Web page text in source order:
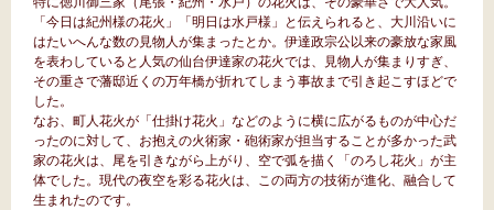
「今日は紀州様の花火」「明日は水戸様」と伝えられると、大川沿いに
はたいへんな数の見物人が集まったとか。伊達政宗公以来の豪放な家風
を表わしていると人気の仙台伊達家の花火では、見物人が集まりすぎ、
その重さで藩邸近くの万年橋が折れてしまう事故まで引き起こすほどで
した。
なお、町人花火が「仕掛け花火」などのように横に広がるものが中心だ
ったのに対して、お抱えの火術家・砲術家が担当することが多かった武
家の花火は、尾を引きながら上がり、空で弧を描く「のろし花火」が主
体でした。現代の夜空を彩る花火は、この両方の技術が進化、融合して
生まれたのです。